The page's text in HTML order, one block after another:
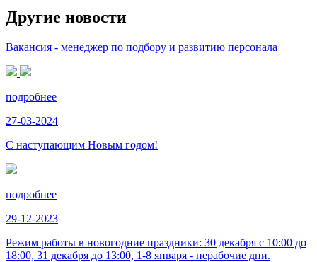
Другие новости
Вакансия - менеджер по подбору и развитию персонала
подробнее
27-03-2024
С наступающим Новым годом!
подробнее
29-12-2023
Режим работы в новогодние праздники: 30 декабря с 10:00 до
18:00, 31 декабря до 13:00, 1-8 января - нерабочие дни.